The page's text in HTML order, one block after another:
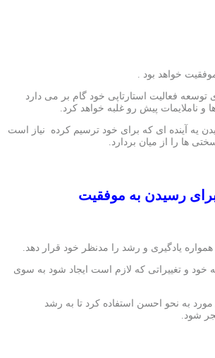
خواهد بود .
فعالیت استارتاپی خود گام بر می دارد
و ناملایمات پیش رو غلبه خواهد کرد.
یه آینده ای که برای خود ترسیم کرده نیاز است
ها را از میان بردارد.
رسیدن به موفقیت
همواره یادگیری و رشد را مدنظر خود قرار دهد.
خود و تغییراتی که لازم است ایجاد شود به سوی
مورد به نحو احسن استفاده کرد تا به رشد
شود.